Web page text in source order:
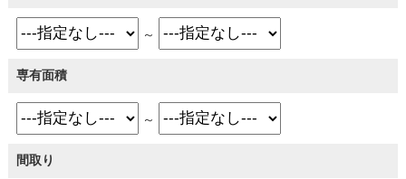
～
専有面積
～
間取り